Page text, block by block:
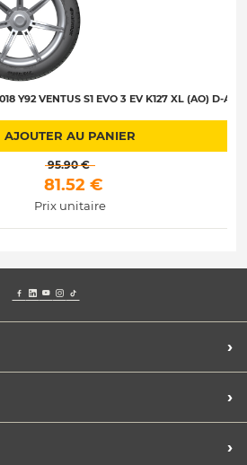
Y92 VENTUS S1 EVO 3 EV K127 XL (AO) D-A-
AJOUTER AU PANIER
95.90 €
81.52 €
Prix unitaire
›
›
›